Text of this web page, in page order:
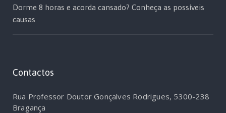
Dorme 8 horas e acorda cansado? Conheça as possíveis
causas
Contactos
Rua Professor Doutor Gonçalves Rodrigues, 5300-238
Bragança